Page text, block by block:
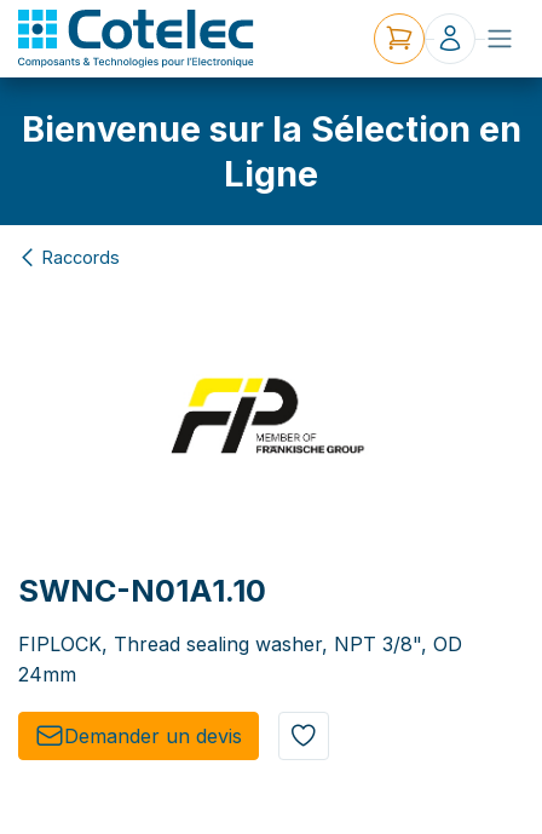
Bienvenue sur la Sélection en
Ligne
Raccords
SWNC-N01A1.10
FIPLOCK, Thread sealing washer, NPT 3/8", OD
24mm
Demander un de​​vis​​